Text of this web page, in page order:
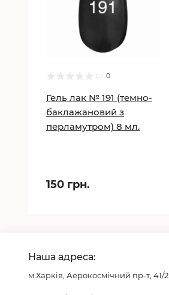
0
Гель лак № 191 (темно-
баклажановий з
перламутром) 8 мл.
150 грн.
Наша адреса:
м.Харків, Аерокосмічний пр-т, 41/2